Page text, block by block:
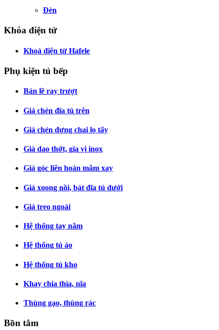
Đèn
Khóa điện tử
Khoá điện từ Hafele
Phụ kiện tủ bếp
Bản lề ray trượt
Giá chén đĩa tủ trên
Giá chén đựng chai lọ tẩy
Giá dao thớt, gia vị inox
Giá góc liên hoàn mâm xay
Giá xoong nồi, bát đĩa tủ dưới
Giá treo ngoài
Hệ thống tay nắm
Hệ thống tủ áo
Hệ thống tủ kho
Khay chia thìa, nĩa
Thùng gạo, thùng rác
Bồn tắm